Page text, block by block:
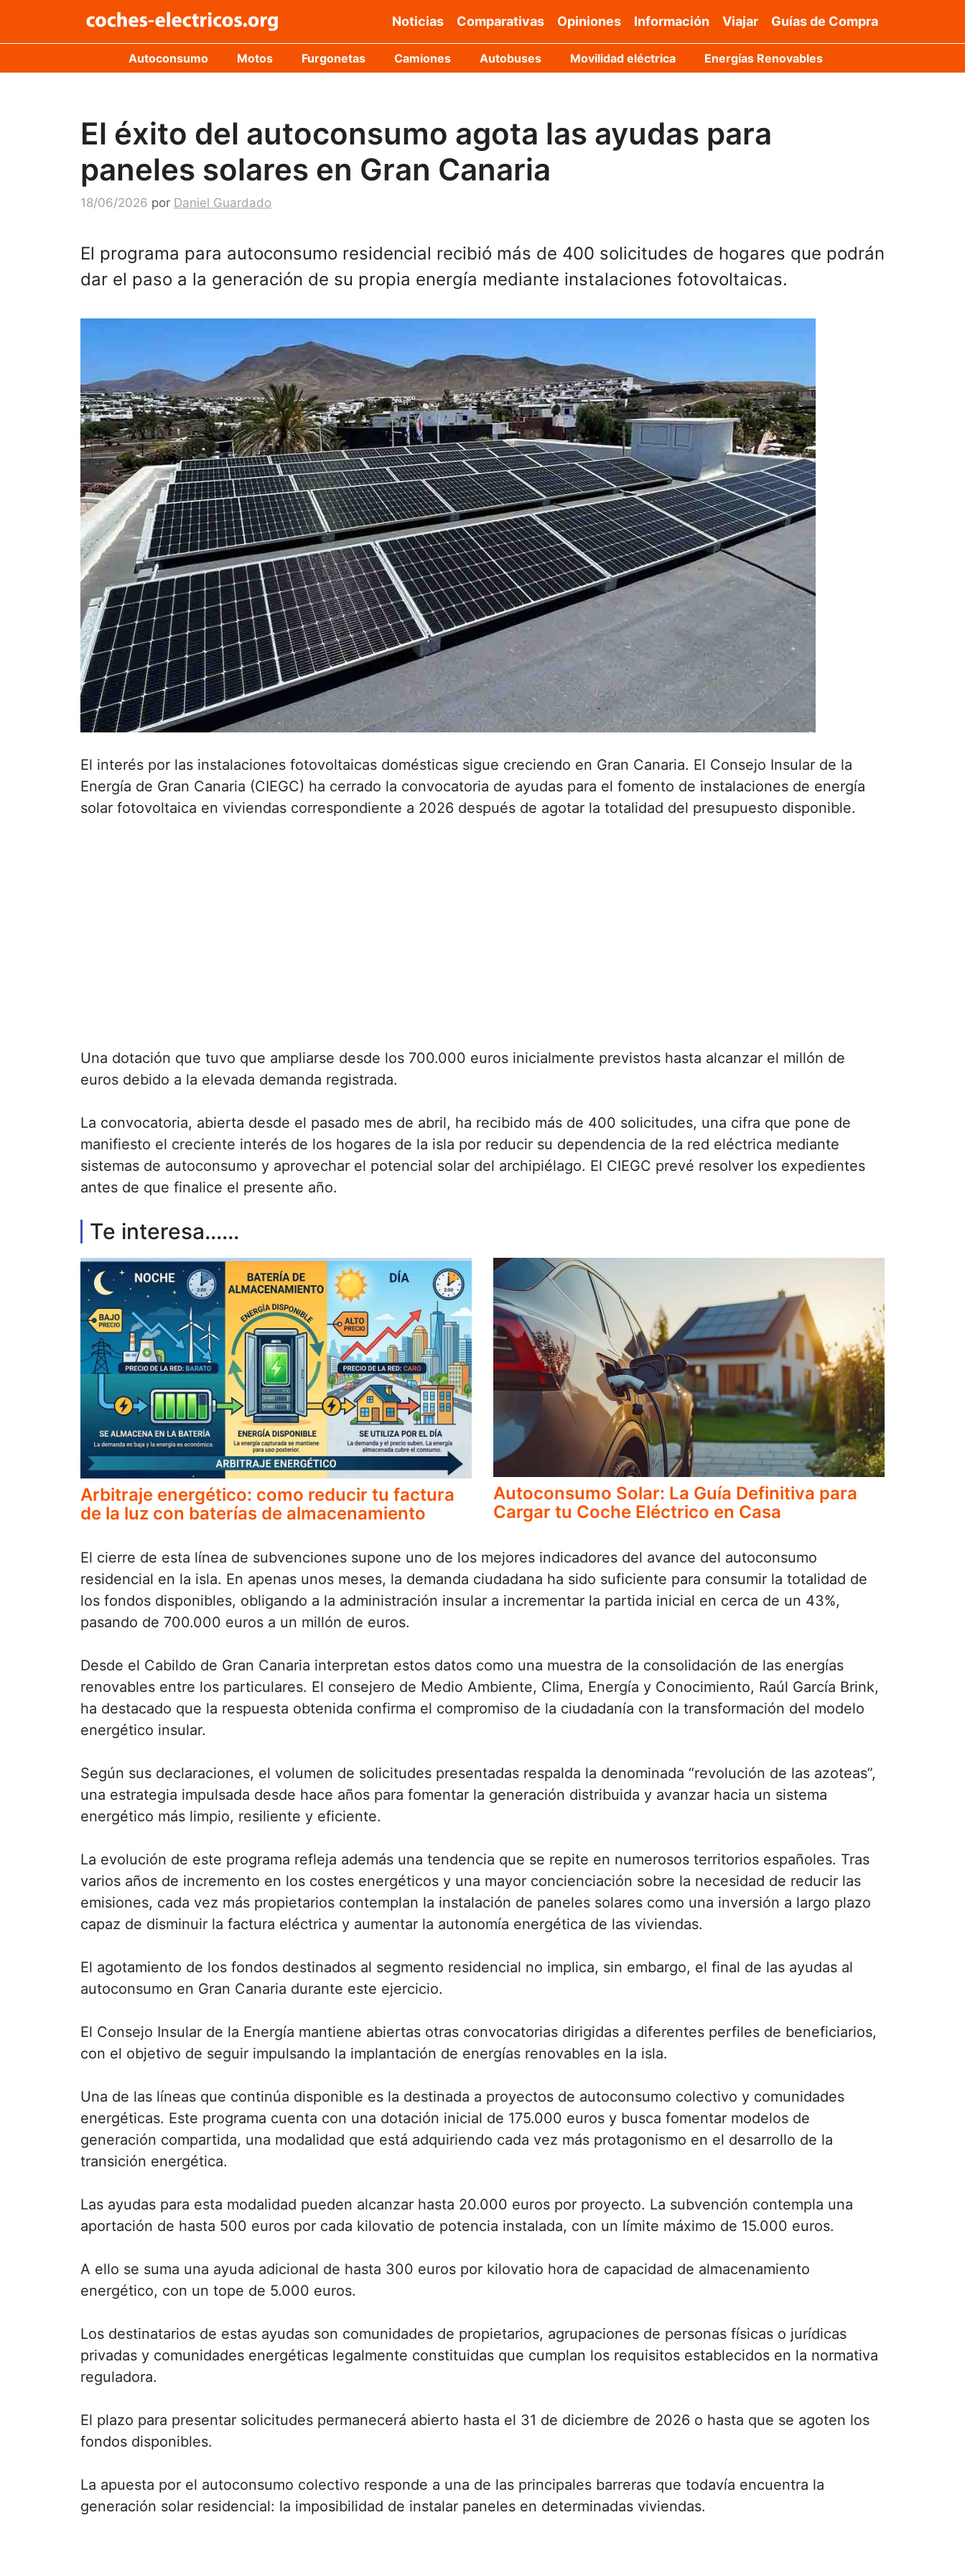
Noticias Comparativas Opiniones Información Viajar Guías de Compra
Autoconsumo Motos Furgonetas Camiones Autobuses Movilidad eléctrica Energías Renovables
El éxito del autoconsumo agota las ayudas para
paneles solares en Gran Canaria
18/06/2026 por Daniel Guardado
El programa para autoconsumo residencial recibió más de 400 solicitudes de hogares que podrán
dar el paso a la generación de su propia energía mediante instalaciones fotovoltaicas.
El interés por las instalaciones fotovoltaicas domésticas sigue creciendo en Gran Canaria. El Consejo Insular de la
Energía de Gran Canaria (CIEGC) ha cerrado la convocatoria de ayudas para el fomento de instalaciones de energía
solar fotovoltaica en viviendas correspondiente a 2026 después de agotar la totalidad del presupuesto disponible.
Una dotación que tuvo que ampliarse desde los 700.000 euros inicialmente previstos hasta alcanzar el millón de
euros debido a la elevada demanda registrada.
La convocatoria, abierta desde el pasado mes de abril, ha recibido más de 400 solicitudes, una cifra que pone de
manifiesto el creciente interés de los hogares de la isla por reducir su dependencia de la red eléctrica mediante
sistemas de autoconsumo y aprovechar el potencial solar del archipiélago. El CIEGC prevé resolver los expedientes
antes de que finalice el presente año.
Te interesa......
Arbitraje energético: como reducir tu factura
de la luz con baterías de almacenamiento
Autoconsumo Solar: La Guía Definitiva para
Cargar tu Coche Eléctrico en Casa
El cierre de esta línea de subvenciones supone uno de los mejores indicadores del avance del autoconsumo
residencial en la isla. En apenas unos meses, la demanda ciudadana ha sido suficiente para consumir la totalidad de
los fondos disponibles, obligando a la administración insular a incrementar la partida inicial en cerca de un 43%,
pasando de 700.000 euros a un millón de euros.
Desde el Cabildo de Gran Canaria interpretan estos datos como una muestra de la consolidación de las energías
renovables entre los particulares. El consejero de Medio Ambiente, Clima, Energía y Conocimiento, Raúl García Brink,
ha destacado que la respuesta obtenida confirma el compromiso de la ciudadanía con la transformación del modelo
energético insular.
Según sus declaraciones, el volumen de solicitudes presentadas respalda la denominada “revolución de las azoteas”,
una estrategia impulsada desde hace años para fomentar la generación distribuida y avanzar hacia un sistema
energético más limpio, resiliente y eficiente.
La evolución de este programa refleja además una tendencia que se repite en numerosos territorios españoles. Tras
varios años de incremento en los costes energéticos y una mayor concienciación sobre la necesidad de reducir las
emisiones, cada vez más propietarios contemplan la instalación de paneles solares como una inversión a largo plazo
capaz de disminuir la factura eléctrica y aumentar la autonomía energética de las viviendas.
El agotamiento de los fondos destinados al segmento residencial no implica, sin embargo, el final de las ayudas al
autoconsumo en Gran Canaria durante este ejercicio.
El Consejo Insular de la Energía mantiene abiertas otras convocatorias dirigidas a diferentes perfiles de beneficiarios,
con el objetivo de seguir impulsando la implantación de energías renovables en la isla.
Una de las líneas que continúa disponible es la destinada a proyectos de autoconsumo colectivo y comunidades
energéticas. Este programa cuenta con una dotación inicial de 175.000 euros y busca fomentar modelos de
generación compartida, una modalidad que está adquiriendo cada vez más protagonismo en el desarrollo de la
transición energética.
Las ayudas para esta modalidad pueden alcanzar hasta 20.000 euros por proyecto. La subvención contempla una
aportación de hasta 500 euros por cada kilovatio de potencia instalada, con un límite máximo de 15.000 euros.
A ello se suma una ayuda adicional de hasta 300 euros por kilovatio hora de capacidad de almacenamiento
energético, con un tope de 5.000 euros.
Los destinatarios de estas ayudas son comunidades de propietarios, agrupaciones de personas físicas o jurídicas
privadas y comunidades energéticas legalmente constituidas que cumplan los requisitos establecidos en la normativa
reguladora.
El plazo para presentar solicitudes permanecerá abierto hasta el 31 de diciembre de 2026 o hasta que se agoten los
fondos disponibles.
La apuesta por el autoconsumo colectivo responde a una de las principales barreras que todavía encuentra la
generación solar residencial: la imposibilidad de instalar paneles en determinadas viviendas.